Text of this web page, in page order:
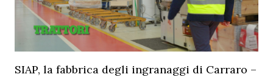
SIAP, la fabbrica degli ingranaggi di Carraro –